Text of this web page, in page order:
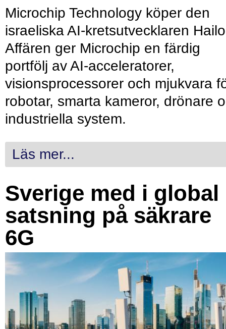
Microchip Technology köper den
israeliska AI-kretsutvecklaren
Affären ger Microchip en färdig
portfölj av AI-acceleratorer,
visionsprocessorer och mjukvara
robotar, smarta kameror, drönare
industriella system.
Läs mer...
Sverige med i global
satsning på säkrare
6G